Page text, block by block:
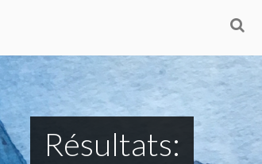
Résultats: